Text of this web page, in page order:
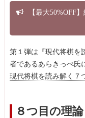
【最大50%OFF
第１弾は『現代将棋を
者であるあらきっぺ氏
現代将棋を読み解く７
８つ目の理